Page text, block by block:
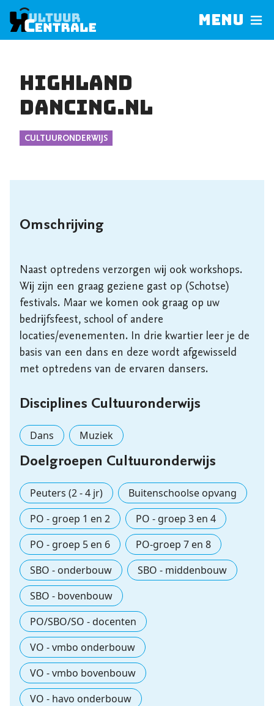
Menu
Highland
Dancing.nl
CULTUURONDERWIJS
Omschrijving
Naast optredens verzorgen wij ook workshops.
Wij zijn een graag geziene gast op (Schotse)
festivals. Maar we komen ook graag op uw
bedrijfsfeest, school of andere
locaties/evenementen. In drie kwartier leer je de
basis van een dans en deze wordt afgewisseld
met optredens van de ervaren dansers.
Disciplines Cultuuronderwijs
Dans Muziek
Doelgroepen Cultuuronderwijs
Peuters (2 - 4 jr)
Buitenschoolse opvang
PO - groep 1 en 2
PO - groep 3 en 4
PO - groep 5 en 6
PO-groep 7 en 8
SBO - onderbouw
SBO - middenbouw
SBO - bovenbouw
PO/SBO/SO - docenten
VO - vmbo onderbouw
VO - vmbo bovenbouw
VO - havo onderbouw